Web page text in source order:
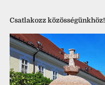
Csatlakozz közösségünkhöz!